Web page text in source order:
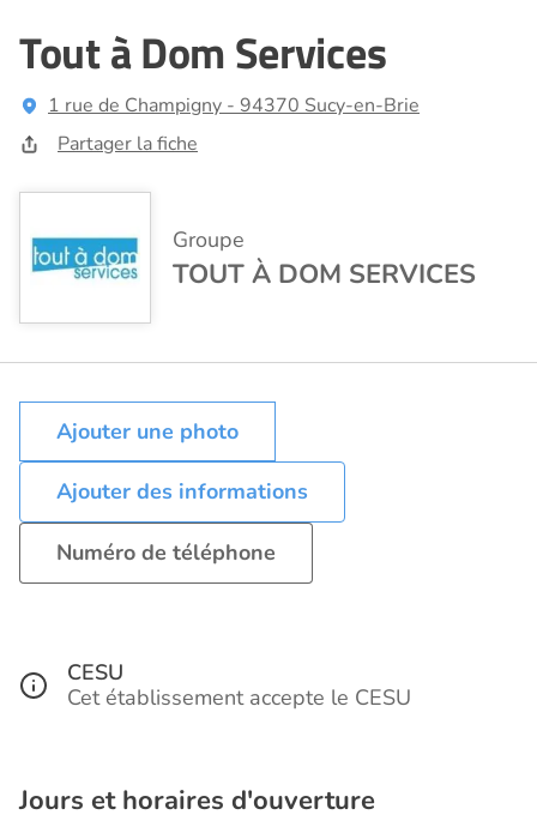
Tout à Dom Services
1 rue de Champigny - 94370 Sucy-en-Brie
Partager la fiche
Groupe
TOUT À DOM SERVICES
Ajouter des informations
Numéro de téléphone
CESU
Cet établissement accepte le CESU
Jours et horaires d'ouverture